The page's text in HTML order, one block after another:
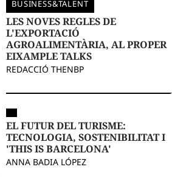
BUSINESS&TALENT
LES NOVES REGLES DE
L'EXPORTACIÓ
AGROALIMENTÀRIA, AL PROPER
EIXAMPLE TALKS
REDACCIÓ THENBP
EL FUTUR DEL TURISME:
TECNOLOGIA, SOSTENIBILITAT I
'THIS IS BARCELONA'
ANNA BADIA LÓPEZ